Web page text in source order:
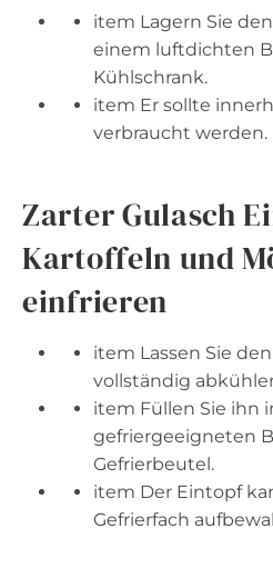
item Lagern Sie
einem luftdichten
Kühlschrank.
item Er sollte
verbraucht werden.
Zarter Gulasch
Kartoffeln und
einfrieren
item Lassen Sie
vollständig
item Füllen Sie ihn
gefriergeeigneten
Gefrierbeutel.
item Der Eintopf
Gefrierfach